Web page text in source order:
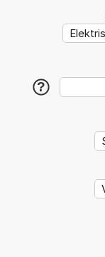
?